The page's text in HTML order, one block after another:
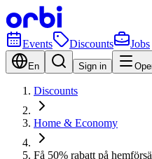
Events Discounts Jobs
En Sign in
Discounts
Home & Economy
Få 50% rabatt på